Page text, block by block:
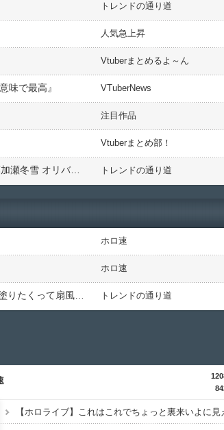
トレンドの通り道
人気急上昇
Vtuberまとめるよ～ん
味で最高』 VTuberNews
注目作品
Vtuberまとめ部！
幕張メッセが熱狂の渦に！にじフェス2026前日SPで判明した激アツな楽しみ方と会場の裏側！葉加瀬冬雪 オリバー・エバンス 榊ネス 百花繚乱 トレンドの通り道
ホロ速
ホロ速
トレンドの通り道
【ホロライブ】これはこれでちょっと裏来いよに見